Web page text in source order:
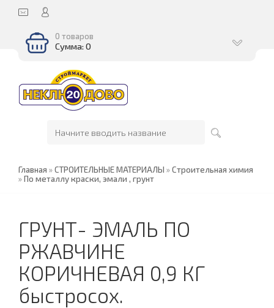
0 товаров
Сумма: 0
Главная »СТРОИТЕЛЬНЫЕ МАТЕРИАЛЫ »Строительная химия
»По металлу краски, эмали , грунт
ГРУНТ- ЭМАЛЬ ПО
РЖАВЧИНЕ
КОРИЧНЕВАЯ 0,9 КГ
быстросох.